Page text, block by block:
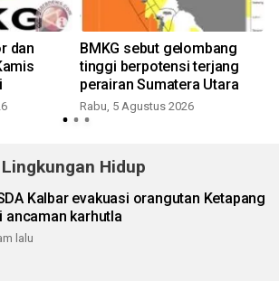
dan
BMKG sebut gelombang
tinggi berpotensi terjang
perairan Sumatera Utara
Rabu, 5 Agustus 2026
Hidup
Kalbar evakuasi orangutan Ketapang
ancaman karhutla
lalu